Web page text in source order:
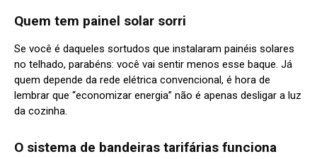
Quem tem painel solar sorri
Se você é daqueles sortudos que instalaram painéis solares
no telhado, parabéns: você vai sentir menos esse baque. Já
quem depende da rede elétrica convencional, é hora de
lembrar que “economizar energia” não é apenas desligar a luz
da cozinha.
O sistema de bandeiras tarifárias funciona